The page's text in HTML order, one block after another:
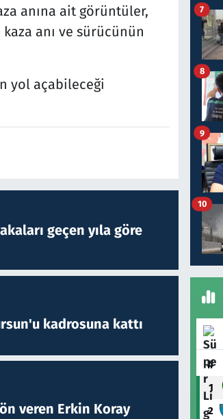
anına ait görüntüler,
anı ve sürücünün
yol açabileceği
geçen yıla göre
kadrosuna kattı
veren Erkin Koray
7
8
9
10
#
1
2